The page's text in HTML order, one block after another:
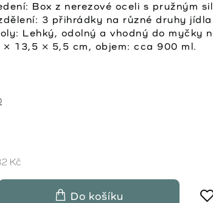
Box z nerezové oceli s pružným
3 přihrádky na různé druhy
Lehký, odolný a vhodný do myčky
× 13,5 × 5,5 cm, objem: cca 900 ml.
Kč
Do košíku